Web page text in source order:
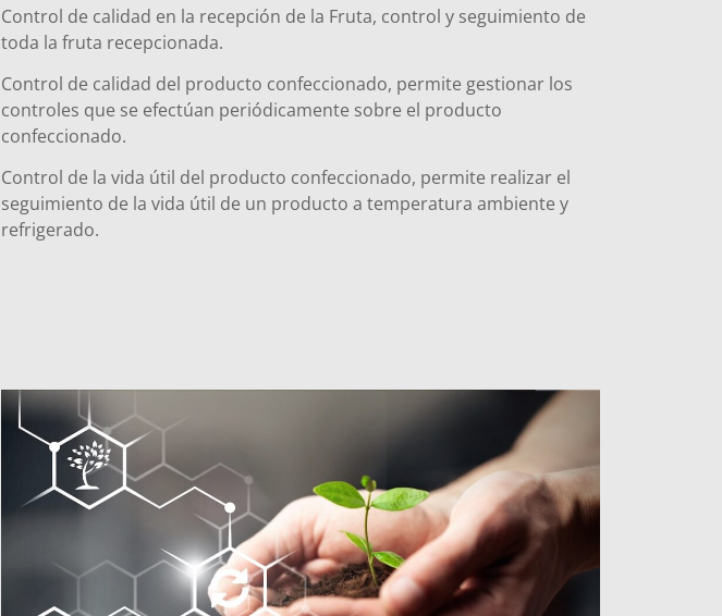
Control de calidad en la recepción de la Fruta, control y seguimiento de
toda la fruta recepcionada.
Control de calidad del producto confeccionado, permite gestionar los
controles que se efectúan periódicamente sobre el producto
confeccionado.
Control de la vida útil del producto confeccionado, permite realizar el
seguimiento de la vida útil de un producto a temperatura ambiente y
refrigerado.